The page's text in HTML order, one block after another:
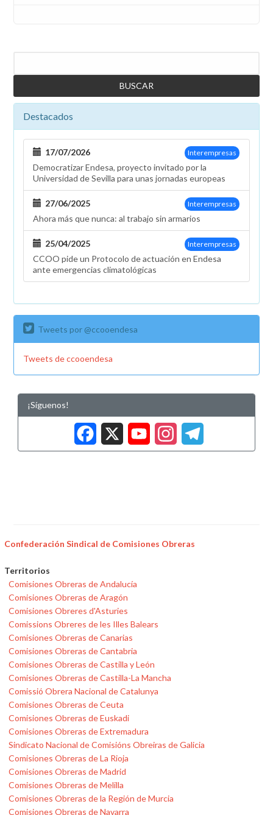
Destacados
Interempresas
17/07/2026
Democratizar Endesa, proyecto invitado por la
Universidad de Sevilla para unas jornadas europeas
Interempresas
27/06/2025
Ahora más que nunca: al trabajo sin armarios
Interempresas
25/04/2025
CCOO pide un Protocolo de actuación en Endesa
ante emergencias climatológicas
Tweets por @ccooendesa
Tweets de ccooendesa
¡Síguenos!
Facebook
X
Confederación Sindical de Comisiones Obreras
Territorios
Comisiones Obreras de Andalucía
Comisiones Obreras de Aragón
Comisiones Obreres d'Asturies
Comissions Obreres de les Illes Balears
Comisiones Obreras de Canarias
Comisiones Obreras de Cantabria
Comisiones Obreras de Castilla y León
Comisiones Obreras de Castilla-La Mancha
Comissió Obrera Nacional de Catalunya
Comisiones Obreras de Ceuta
Comisiones Obreras de Euskadi
Comisiones Obreras de Extremadura
Sindicato Nacional de Comisións Obreiras de Galicia
Comisiones Obreras de La Rioja
Comisiones Obreras de Madrid
Comisiones Obreras de Melilla
Comisiones Obreras de la Región de Murcia
Comisiones Obreras de Navarra